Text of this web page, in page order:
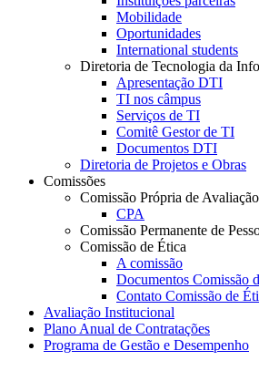
Mobilidade
Oportunidades
International students
Diretoria de Tecnologia da
Apresentação DTI
TI nos câmpus
Serviços de TI
Comitê Gestor de TI
Documentos DTI
Diretoria de Projetos e Obras
Comissões
Comissão Própria de Avaliação
CPA
Comissão Permanente de
Comissão de Ética
A comissão
Documentos Comissão
Contato Comissão de
Avaliação Institucional
Plano Anual de Contratações
Programa de Gestão e Desempenho